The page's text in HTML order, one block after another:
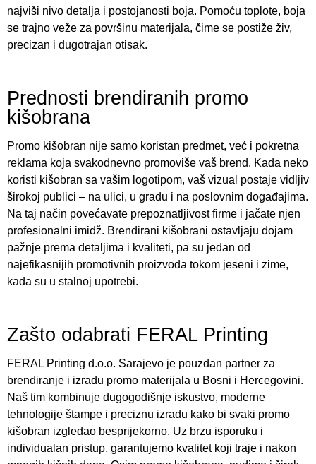
najviši nivo detalja i postojanosti boja. Pomoću toplote, boja
se trajno veže za površinu materijala, čime se postiže živ,
precizan i dugotrajan otisak.
Prednosti brendiranih promo
kišobrana
Promo kišobran nije samo koristan predmet, već i pokretna
reklama koja svakodnevno promoviše vaš brend. Kada neko
koristi kišobran sa vašim logotipom, vaš vizual postaje vidljiv
širokoj publici – na ulici, u gradu i na poslovnim događajima.
Na taj način povećavate prepoznatljivost firme i jačate njen
profesionalni imidž. Brendirani kišobrani ostavljaju dojam
pažnje prema detaljima i kvaliteti, pa su jedan od
najefikasnijih promotivnih proizvoda tokom jeseni i zime,
kada su u stalnoj upotrebi.
Zašto odabrati FERAL Printing
FERAL Printing d.o.o. Sarajevo je pouzdan partner za
brendiranje i izradu promo materijala u Bosni i Hercegovini.
Naš tim kombinuje dugogodišnje iskustvo, moderne
tehnologije štampe i preciznu izradu kako bi svaki promo
kišobran izgledao besprijekorno. Uz brzu isporuku i
individualan pristup, garantujemo kvalitet koji traje i nakon